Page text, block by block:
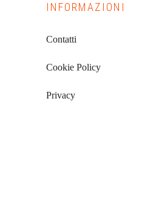
INFORMAZIONI
Contatti
Cookie Policy
Privacy